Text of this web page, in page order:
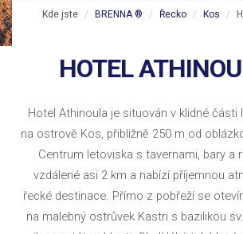
Kde jste BRENNA ® Řecko Kos
HOTEL
Hotel Athinoula je situován v klidné části
na ostrově Kos, přibližně 250 m od
Centrum letoviska s tavernami, bary a
vzdálené asi 2 km a nabízí příjemnou
řecké destinace. Přímo z pobřeží se
na malebný ostrůvek Kastri s bazilikou